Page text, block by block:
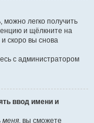
можно легко получить
и щёлкните на
скоро вы снова
с администратором
ввод имени и
меня, вы сможете